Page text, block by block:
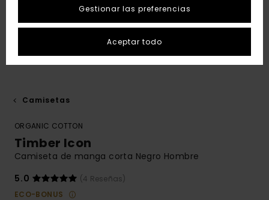
Camisetas
ORGANIC COTTON
Timber Icon
Camiseta de manga corta Negro Hombre
5.0
(4 Reseñas)
ECO-BONUS
Gestionar las preferencias
Aceptar todo